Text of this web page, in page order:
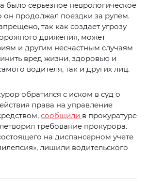
было серьезное неврологическое
он продолжал поездки за рулем.
так как создает угрозу
движения, может
и другим несчастным случаям
вред жизни, здоровью и
водителя, так и других лиц.
обратился с иском в суд о
права на управление
сообщили в прокуратуре
требование прокурора.
на диспансерном учете
лишили водительского